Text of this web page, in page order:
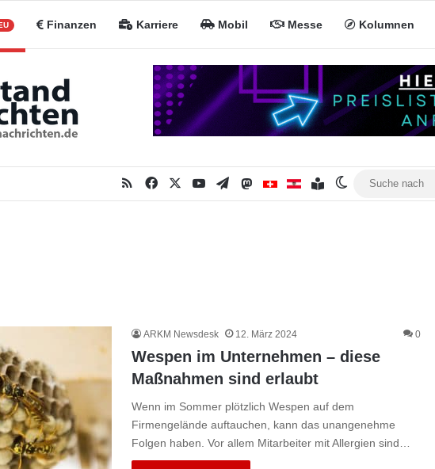
Finanzen Karriere Mobil Messe Kolumnen
RSSFacebookYouTubeTelegramMastodonMiNa CHMiNa AT
Inhaltsverzeichnis
Skin umschalten
ARKM Newsdesk 12. März 2024 0
Wespen im Unternehmen – diese
Maßnahmen sind erlaubt
Wenn im Sommer plötzlich Wespen auf dem
Firmengelände auftauchen, kann das unangenehme
Folgen haben. Vor allem Mitarbeiter mit Allergien sind…